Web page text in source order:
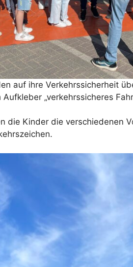
auf ihre Verkehrssicherheit
„verkehrssicheres
die Kinder die verschiedenen